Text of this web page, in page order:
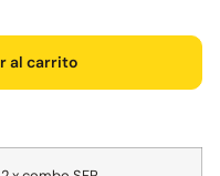
al carrito